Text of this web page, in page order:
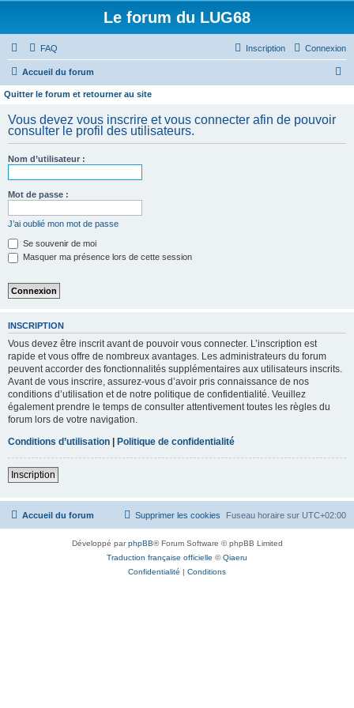
Le forum du LUG68
FAQ Connexion
Inscription
Accueil du forum
e
Quitter le forum et retourner au site
Vous devez vous inscrire et vous connecter afin de pouvoir
consulter le profil des utilisateurs.
Nom d’utilisateur :
Mot de passe :
J’ai oublié mon mot de passe
Se souvenir de moi
Masquer ma présence lors de cette session
INSCRIPTION
Vous devez être inscrit avant de pouvoir vous connecter. L’inscription est
rapide et vous offre de nombreux avantages. Les administrateurs du forum
peuvent accorder des fonctionnalités supplémentaires aux utilisateurs inscrits.
Avant de vous inscrire, assurez-vous d’avoir pris connaissance de nos
conditions d’utilisation et de notre politique de confidentialité. Veuillez
également prendre le temps de consulter attentivement toutes les règles du
forum lors de votre navigation.
Conditions d’utilisation
Politique de confidentialité
Inscription
Accueil du forum Fuseau horaire sur UTC+02:00
Supprimer les cookies
Développé parphpBB® Forum Software © phpBB Limited
Traduction française officielle ©Qiaeru
Confidentialité | Conditions